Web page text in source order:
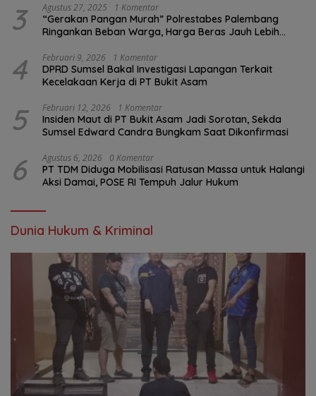
3 Agustus 27, 2025 1 Komentar
“Gerakan Pangan Murah” Polrestabes Palembang
Ringankan Beban Warga, Harga Beras Jauh Lebih
4 Februari 9, 2026 1 Komentar
DPRD Sumsel Bakal Investigasi Lapangan Terkait
Kecelakaan Kerja di PT Bukit Asam
5 Februari 12, 2026 1 Komentar
Insiden Maut di PT Bukit Asam Jadi Sorotan, Sekda
Sumsel Edward Candra Bungkam Saat Dikonfirmasi
6 Agustus 6, 2026 0 Komentar
PT TDM Diduga Mobilisasi Ratusan Massa untuk Halangi
Aksi Damai, POSE RI Tempuh Jalur Hukum
Dunia Hukum & Kriminal